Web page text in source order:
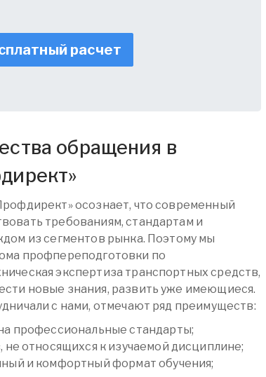
расчет
обращения в
»
осознает, что современный
требованиям, стандартам и
из сегментов рынка. Поэтому мы
профпереподготовки по
экспертиза транспортных средств,
новые знания, развить уже имеющиеся.
с нами, отмечают ряд преимуществ:
профессиональные стандарты;
относящихся к изучаемой дисциплине;
и комфортный формат обучения;